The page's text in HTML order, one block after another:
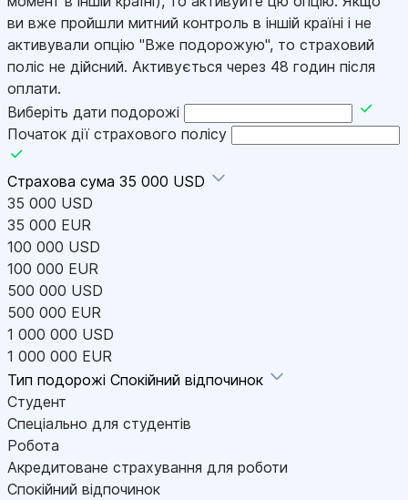
ви вже пройшли митний контроль в іншій країні і не
активували опцію "Вже подорожую", то страховий
поліс не дійсний. Активується через 48 годин після
оплати.
Виберіть дати подорожі
Початок дії страхового полісу
Страхова сума 35 000 USD
35 000 USD
35 000 EUR
100 000 USD
100 000 EUR
500 000 USD
500 000 EUR
1 000 000 USD
1 000 000 EUR
Тип подорожі Спокійний відпочинок
Студент
Спеціально для студентів
Робота
Акредитоване страхування для роботи
Спокійний відпочинок